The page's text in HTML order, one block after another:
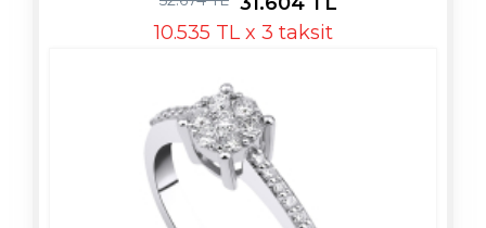
10.535 TL x 3 taksit